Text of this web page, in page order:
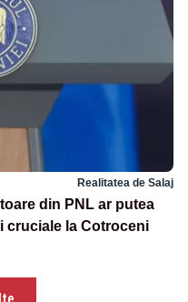
Realitatea de Salaj
din PNL ar putea
cruciale la Cotroceni